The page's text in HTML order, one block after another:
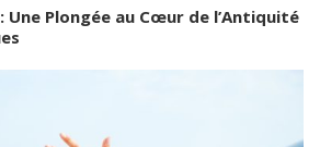
Une Plongée au Cœur de l’Antiquité